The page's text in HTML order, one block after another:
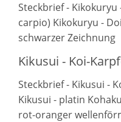
Steckbrief -
carpio) Kikokuryu -
schwarzer Zeichnung
Kikusui - Koi-
Steckbrief - Kikusui -
Kikusui - platin
rot-oranger